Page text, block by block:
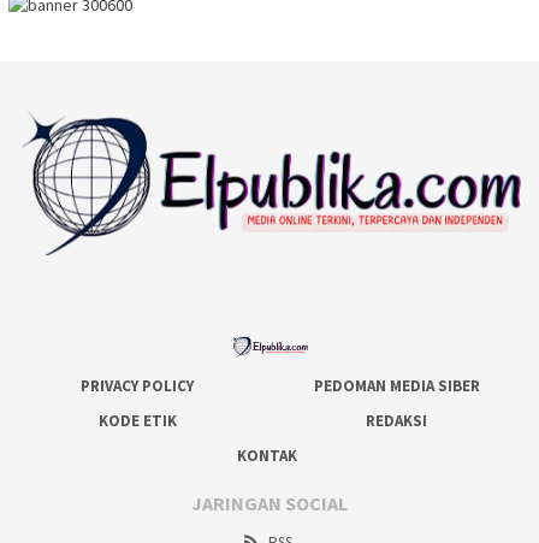
PRIVACY POLICY
PEDOMAN MEDIA SIBER
KODE ETIK
REDAKSI
KONTAK
JARINGAN SOCIAL